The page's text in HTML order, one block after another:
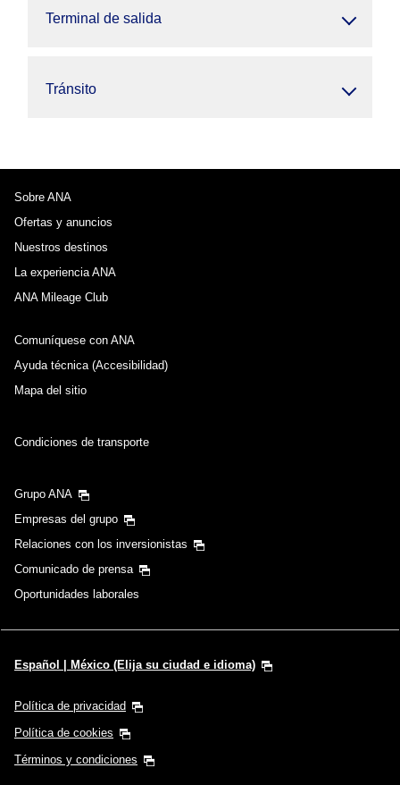
Terminal de salida
Tránsito
Sobre ANA
Ofertas y anuncios
Nuestros destinos
La experiencia ANA
ANA Mileage Club
Comuníquese con ANA
Ayuda técnica (Accesibilidad)
Mapa del sitio
Condiciones de transporte
Grupo ANA
Empresas del grupo
Relaciones con los inversionistas
Comunicado de prensa
Oportunidades laborales
Español | México (Elija su ciudad e idioma)
Política de privacidad
Política de cookies
Términos y condiciones